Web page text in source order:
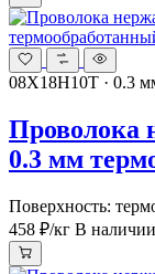
08Х18Н10Т · 0.3
Проволока
0.3 мм
Поверхность:
458 ₽/кг В наличии